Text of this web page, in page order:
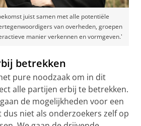
juist samen met alle potentiële
van overheden, groepen
manier verkennen en vormgeven.'
betrekken
pure noodzaak om in dit
alle partijen erbij te betrekken.
de mogelijkheden voor een
niet als onderzoekers zelf op